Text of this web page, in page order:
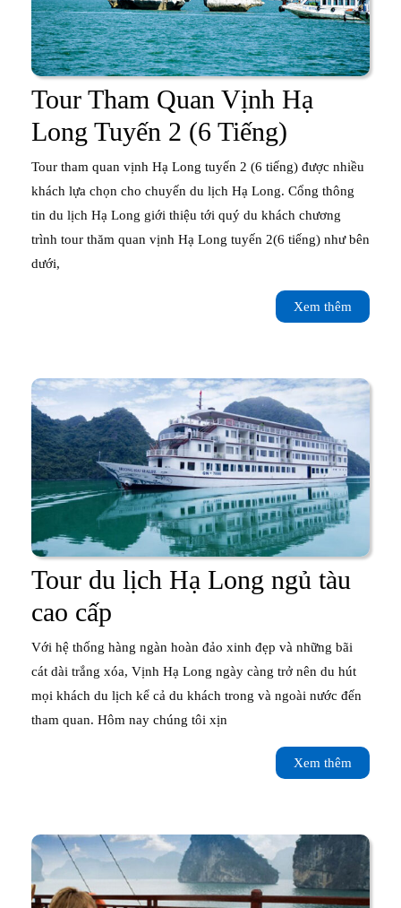
Tour Tham Quan Vịnh Hạ
Long Tuyến 2 (6 Tiếng)
Tham
Quan
Vịnh
Long
Tuyến
(6
Tiếng)
Tour tham quan vịnh Hạ Long tuyến 2 (6 tiếng) được nhiều
khách lựa chọn cho chuyến du lịch Hạ Long. Cổng thông
tin du lịch Hạ Long giới thiệu tới quý du khách chương
trình tour thăm quan vịnh Hạ Long tuyến 2(6 tiếng) như bên
dưới,
Xem thêm
thêm
Tour du lịch Hạ Long ngủ tàu
cao cấp
du
lịch
Hạ
cao
cấp
Với hệ thống hàng ngàn hoàn đảo xinh đẹp và những bãi
cát dài trắng xóa, Vịnh Hạ Long ngày càng trở nên du hút
mọi khách du lịch kể cả du khách trong và ngoài nước đến
tham quan. Hôm nay chúng tôi xịn
Xem thêm
thêm